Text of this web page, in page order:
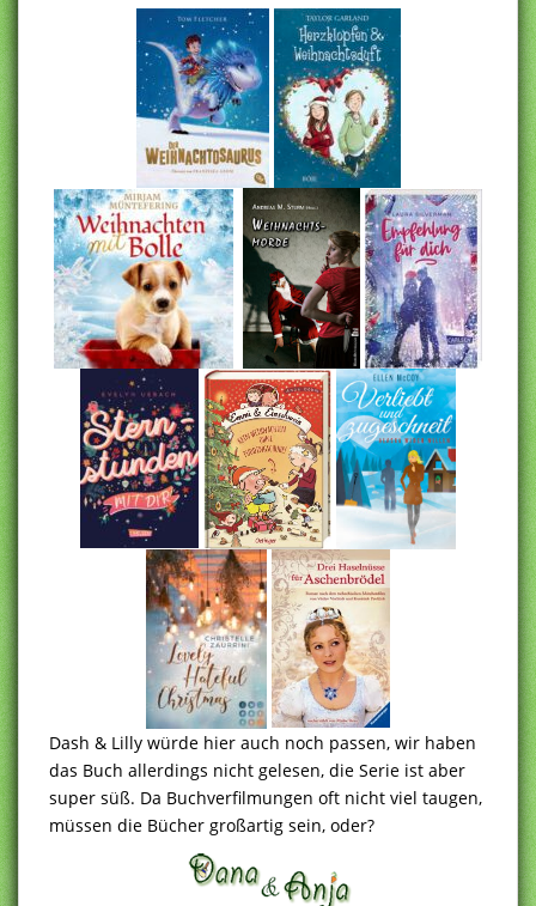
Dash & Lilly würde hier auch noch passen, wir haben
das Buch allerdings nicht gelesen, die Serie ist aber
super süß. Da Buchverfilmungen oft nicht viel taugen,
müssen die Bücher großartig sein, oder?